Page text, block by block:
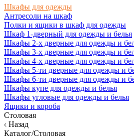
Шкафы для одежды
Антресоли на шкаф
Полки и ящики в шкаф для одежды
Шкаф 1-дверный для одежды и белья
Шкафы 2-х дверные для одежды и
Шкафы 3-х дверные для одежды и
Шкафы 4-х дверные для одежды и
Шкафы 5-ти дверные для одежды и
Шкафы 6-ти дверные для одежды и
Шкафы купе для одежды и белья
Шкафы угловые для одежды и белья
Ящики и короба
Столовая
Назад
Каталог/Столовая